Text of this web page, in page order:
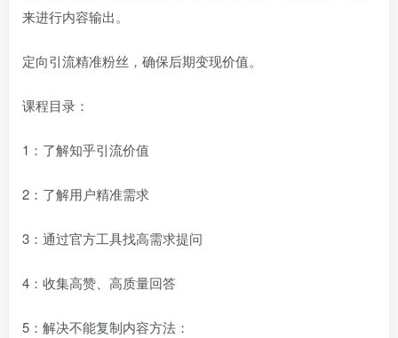
来进行内容输出。
定向引流精准粉丝，确保后期变现价值。
课程目录：
1：了解知乎引流价值
2：了解用户精准需求
3：通过官方工具找高需求提问
4：收集高赞、高质量回答
5：解决不能复制内容方法：